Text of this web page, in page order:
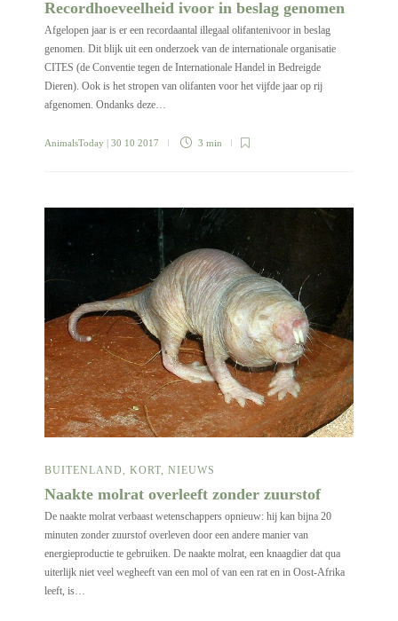
Recordhoeveelheid ivoor in beslag genomen
Afgelopen jaar is er een recordaantal illegaal olifantenivoor in beslag
genomen. Dit blijk uit een onderzoek van de internationale organisatie
CITES (de Conventie tegen de Internationale Handel in Bedreigde
Dieren). Ook is het stropen van olifanten voor het vijfde jaar op rij
afgenomen. Ondanks deze…
AnimalsToday | 30 10 2017 3 min
BUITENLAND, KORT, NIEUWS
Naakte molrat overleeft zonder zuurstof
De naakte molrat verbaast wetenschappers opnieuw: hij kan bijna 20
minuten zonder zuurstof overleven door een andere manier van
energieproductie te gebruiken. De naakte molrat, een knaagdier dat qua
uiterlijk niet veel wegheeft van een mol of van een rat en in Oost-Afrika
leeft, is…